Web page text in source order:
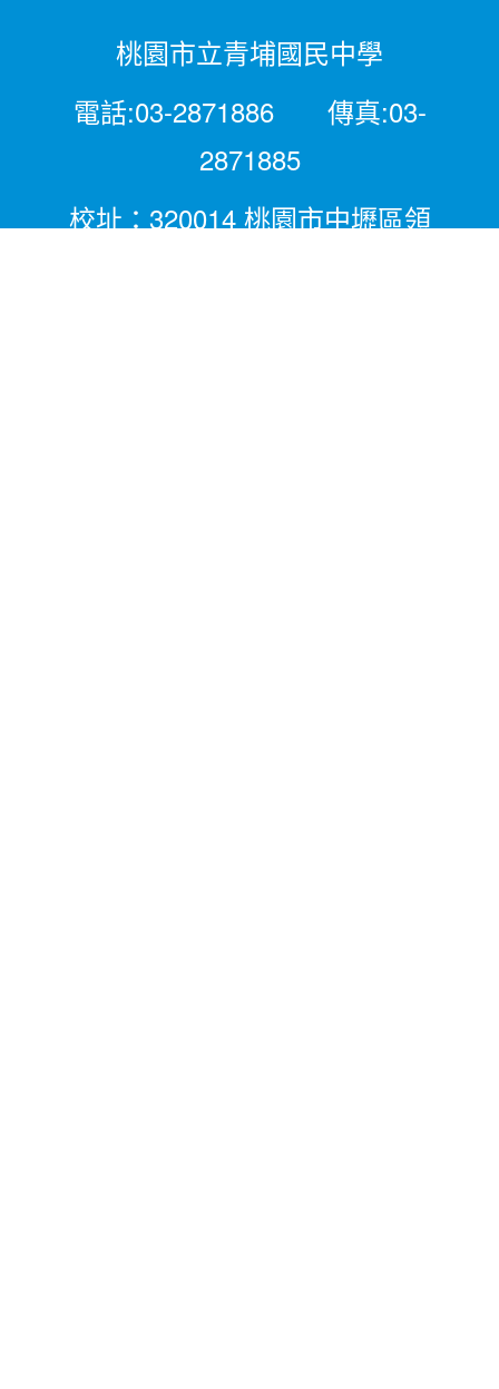
桃園市立青埔國民中學
電話:03-2871886 傳真:03-
2871885
校址：320014 桃園市中壢區領